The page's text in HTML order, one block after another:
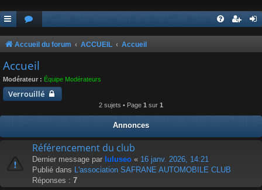
Accueil du forum ACCUEIL Accueil
Accueil
Modérateur : Équipe Modérateurs
Verrouillé
2 sujets • Page 1 sur 1
Annonces
Référencement du club
Dernier message par luluseo « 16 janv. 2026, 14:21
Publié dans
L'association SAFRANE AUTOMOBILE CLUB
Réponses : 7